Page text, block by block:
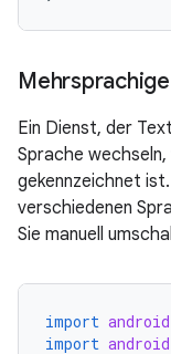
Ein Dienst, der
Sprache
gekennzeichnet
verschiedenen
Sie manuell
import
import